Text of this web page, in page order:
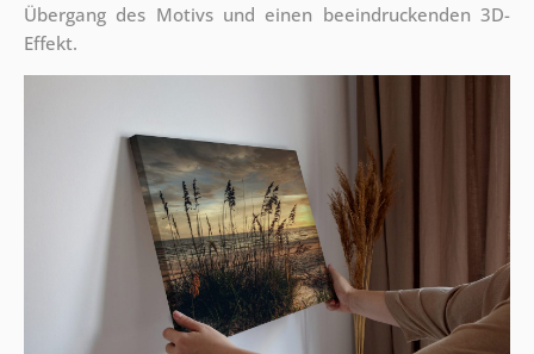
Übergang des Motivs und einen beeindruckenden 3D-
Effekt.